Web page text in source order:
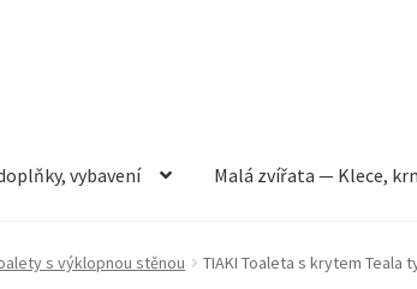
vybavení Malá zvířata — Klece,
vybavení Můj účet Obchod Pokladna Vše pro
s výklopnou stěnou TIAKI Toaleta s krytem